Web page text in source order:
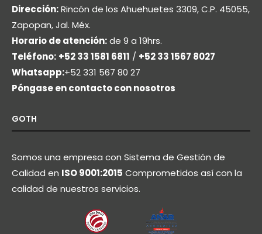
Dirección:Rincón de los Ahuehuetes 3309, C.P. 45055,
Zapopan, Jal. Méx.
Horario de atención:de 9 a 19hrs.
Teléfono: +52 33 1581 6811 / +52 33 1567 8027
Whatsapp:+52 331 567 80 27
Póngase en contacto con nosotros
GOTH
Somos una empresa con Sistema de Gestión de
Calidad en ISO 9001:2015 Comprometidos así con la
calidad de nuestros servicios.